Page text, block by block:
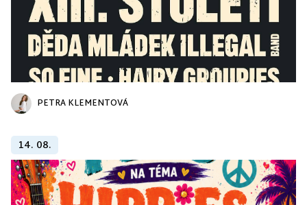
PETRA KLEMENTOVÁ
14. 08.